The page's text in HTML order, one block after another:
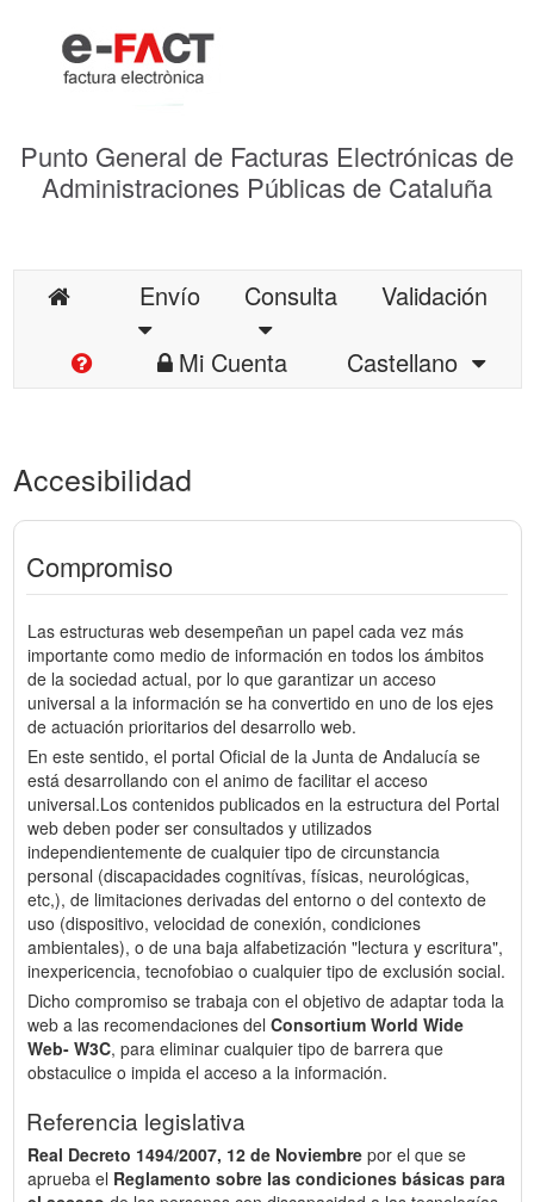
Punto General de Facturas Electrónicas de
Administraciones Públicas de Cataluña
Envío Consulta
Validación
Mi Cuenta
Castellano
Accesibilidad
Compromiso
Las estructuras web desempeñan un papel cada vez más
importante como medio de información en todos los ámbitos
de la sociedad actual, por lo que garantizar un acceso
universal a la información se ha convertido en uno de los ejes
de actuación prioritarios del desarrollo web.
En este sentido, el portal Oficial de la Junta de Andalucía se
está desarrollando con el animo de facilitar el acceso
universal.Los contenidos publicados en la estructura del Portal
web deben poder ser consultados y utilizados
independientemente de cualquier tipo de circunstancia
personal (discapacidades cognitívas, físicas, neurológicas,
etc,), de limitaciones derivadas del entorno o del contexto de
uso (dispositivo, velocidad de conexión, condiciones
ambientales), o de una baja alfabetización "lectura y escritura",
inexpericencia, tecnofobiao o cualquier tipo de exclusión social.
Dicho compromiso se trabaja con el objetivo de adaptar toda la
web a las recomendaciones del Consortium World Wide
Web- W3C, para eliminar cualquier tipo de barrera que
obstaculice o impida el acceso a la información.
Referencia legislativa
Real Decreto 1494/2007, 12 de Noviembre por el que se
aprueba el Reglamento sobre las condiciones básicas para